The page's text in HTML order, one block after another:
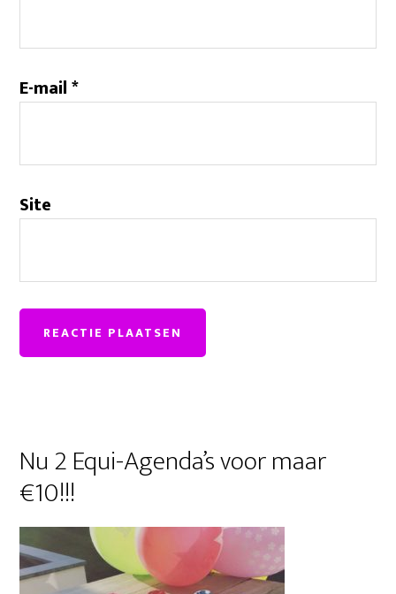
E-mail*
Site
Primaire
Sidebar
Nu 2 Equi-Agenda’s voor maar
€10!!!